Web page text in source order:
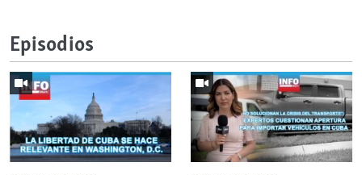
Episodios